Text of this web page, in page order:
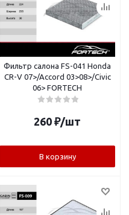
Фильтр салона FS-041 Honda
CR-V 07>/Accord 03>08>/Civic
06> FORTECH
260 ₽/шт
В корзину